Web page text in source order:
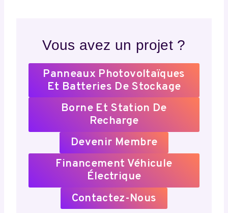
Vous avez un projet ?
Panneaux Photovoltaïques
Et Batteries De Stockage
Borne Et Station De
Recharge
Devenir Membre
Financement Véhicule
Électrique
Contactez-Nous